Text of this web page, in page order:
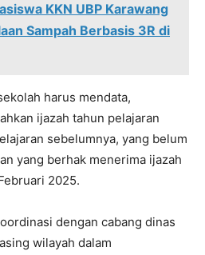
KKN UBP Karawang
Sampah Berbasis 3R di
harus mendata,
ijazah tahun pelajaran
sebelumnya, yang belum
yang berhak menerima ijazah
2025.
dengan cabang dinas
wilayah dalam